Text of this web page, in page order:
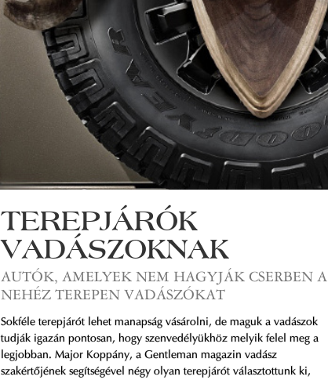
TEREPJÁRÓK
VADÁSZOKNAK
AUTÓK, AMELYEK NEM HAGYJÁK CSERBEN A
NEHÉZ TEREPEN VADÁSZÓKAT
Sokféle terepjárót lehet manapság vásárolni, de maguk a vadászok
tudják igazán pontosan, hogy szenvedélyükhöz melyik felel meg a
legjobban. Major Koppány, a Gentleman magazin vadász
szakértőjének segítségével négy olyan terepjárót választottunk ki,